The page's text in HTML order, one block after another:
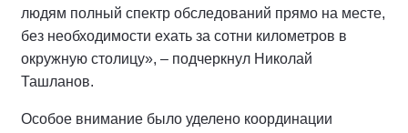
людям полный спектр обследований прямо на месте,
без необходимости ехать за сотни километров в
окружную столицу», – подчеркнул Николай
Ташланов.
Особое внимание было уделено координации